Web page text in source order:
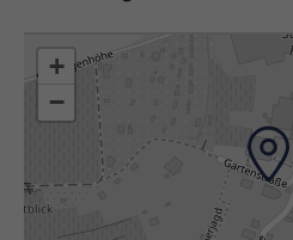
- wahlweise Butter,
- 1 Heißgetränk nach Wahl
+
−